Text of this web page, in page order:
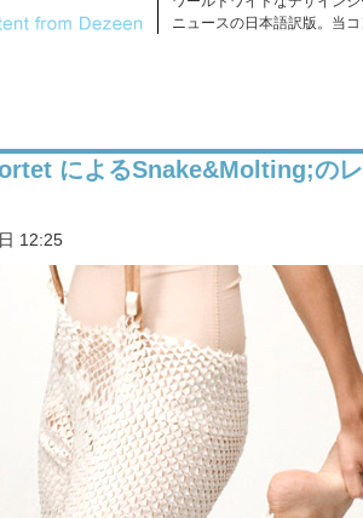
ニュースの日本語訳版。当
によるSnake&Molting;の
12:25